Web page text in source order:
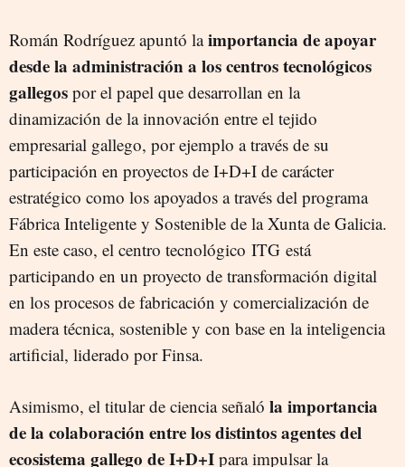
Román Rodríguez apuntó laimportancia de apoyar
desde la administración a los centros tecnológicos
gallegos por el papel que desarrollan en la
dinamización de la innovación entre el tejido
empresarial gallego, por ejemplo a través de su
participación en proyectos de I+D+I de carácter
estratégico como los apoyados a través del programa
Fábrica Inteligente y Sostenible de la Xunta de Galicia.
En este caso, el centro tecnológico ITG está
participando en un proyecto de transformación digital
en los procesos de fabricación y comercialización de
madera técnica, sostenible y con base en la inteligencia
artificial, liderado por Finsa.
Asimismo, el titular de ciencia señaló la importancia
de la colaboración entre los distintos agentes del
ecosistema gallego de I+D+I para impulsar la